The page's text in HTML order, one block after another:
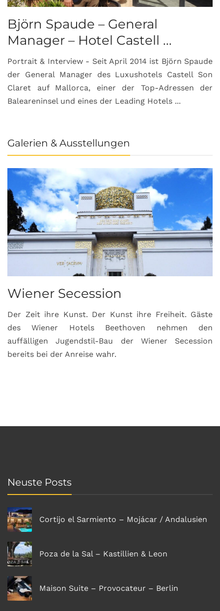
Björn Spaude – General
Manager – Hotel Castell ...
Portrait & Interview - Seit April 2014 ist Björn Spaude
der General Manager des Luxushotels Castell Son
Claret auf Mallorca, einer der Top-Adressen der
Baleareninsel und eines der Leading Hotels ...
Galerien & Ausstellungen
Wiener Secession
Der Zeit ihre Kunst. Der Kunst ihre Freiheit. Gäste
des Wiener Hotels Beethoven nehmen den
auffälligen Jugendstil-Bau der Wiener Secession
bereits bei der Anreise wahr.
Neuste Posts
Cortijo el Sarmiento – Mojácar / Andalusien
Poza de la Sal – Kastillien & Leon
Maison Suite – Provocateur – Berlin